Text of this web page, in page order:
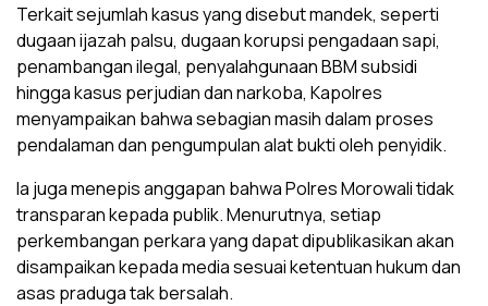
Terkait sejumlah kasus yang disebut mandek, seperti
dugaan ijazah palsu, dugaan korupsi pengadaan sapi,
penambangan ilegal, penyalahgunaan BBM subsidi
hingga kasus perjudian dan narkoba, Kapolres
menyampaikan bahwa sebagian masih dalam proses
pendalaman dan pengumpulan alat bukti oleh penyidik.
Ia juga menepis anggapan bahwa Polres Morowali tidak
transparan kepada publik. Menurutnya, setiap
perkembangan perkara yang dapat dipublikasikan akan
disampaikan kepada media sesuai ketentuan hukum dan
asas praduga tak bersalah.